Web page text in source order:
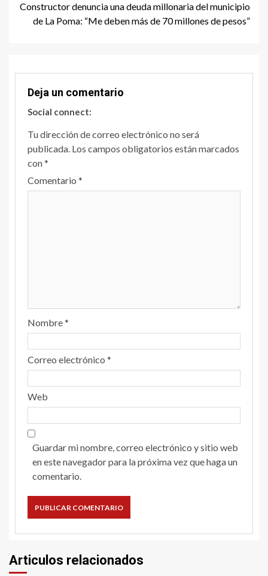
Constructor denuncia una deuda millonaria del municipio
de La Poma: “Me deben más de 70 millones de pesos”
Deja un comentario
Social connect:
Tu dirección de correo electrónico no será
publicada. Los campos obligatorios están marcados
con*
Comentario *
Nombre*
Correo electrónico *
Web
Guardar mi nombre, correo electrónico y sitio web
en este navegador para la próxima vez que haga un
comentario.
Articulos relacionados